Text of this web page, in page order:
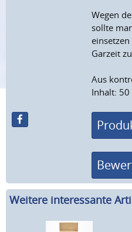
Wegen
sollte
Garzeit
Aus
Inhalt: 50
Weitere interessante